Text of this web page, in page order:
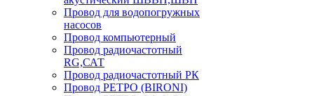
Провод для водопогружных
насосов
Провод компьютерный
Провод радиочастотный
RG,САТ
Провод радиочастотный РК
Провод РЕТРО (BIRONI)